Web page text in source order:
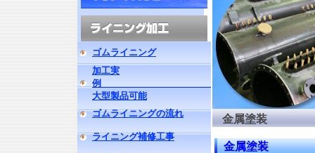
ゴムライニング
加工実
例
大型製品可能
ゴムライニングの流れ
ライニング補修工事
金属塗装
金属塗装